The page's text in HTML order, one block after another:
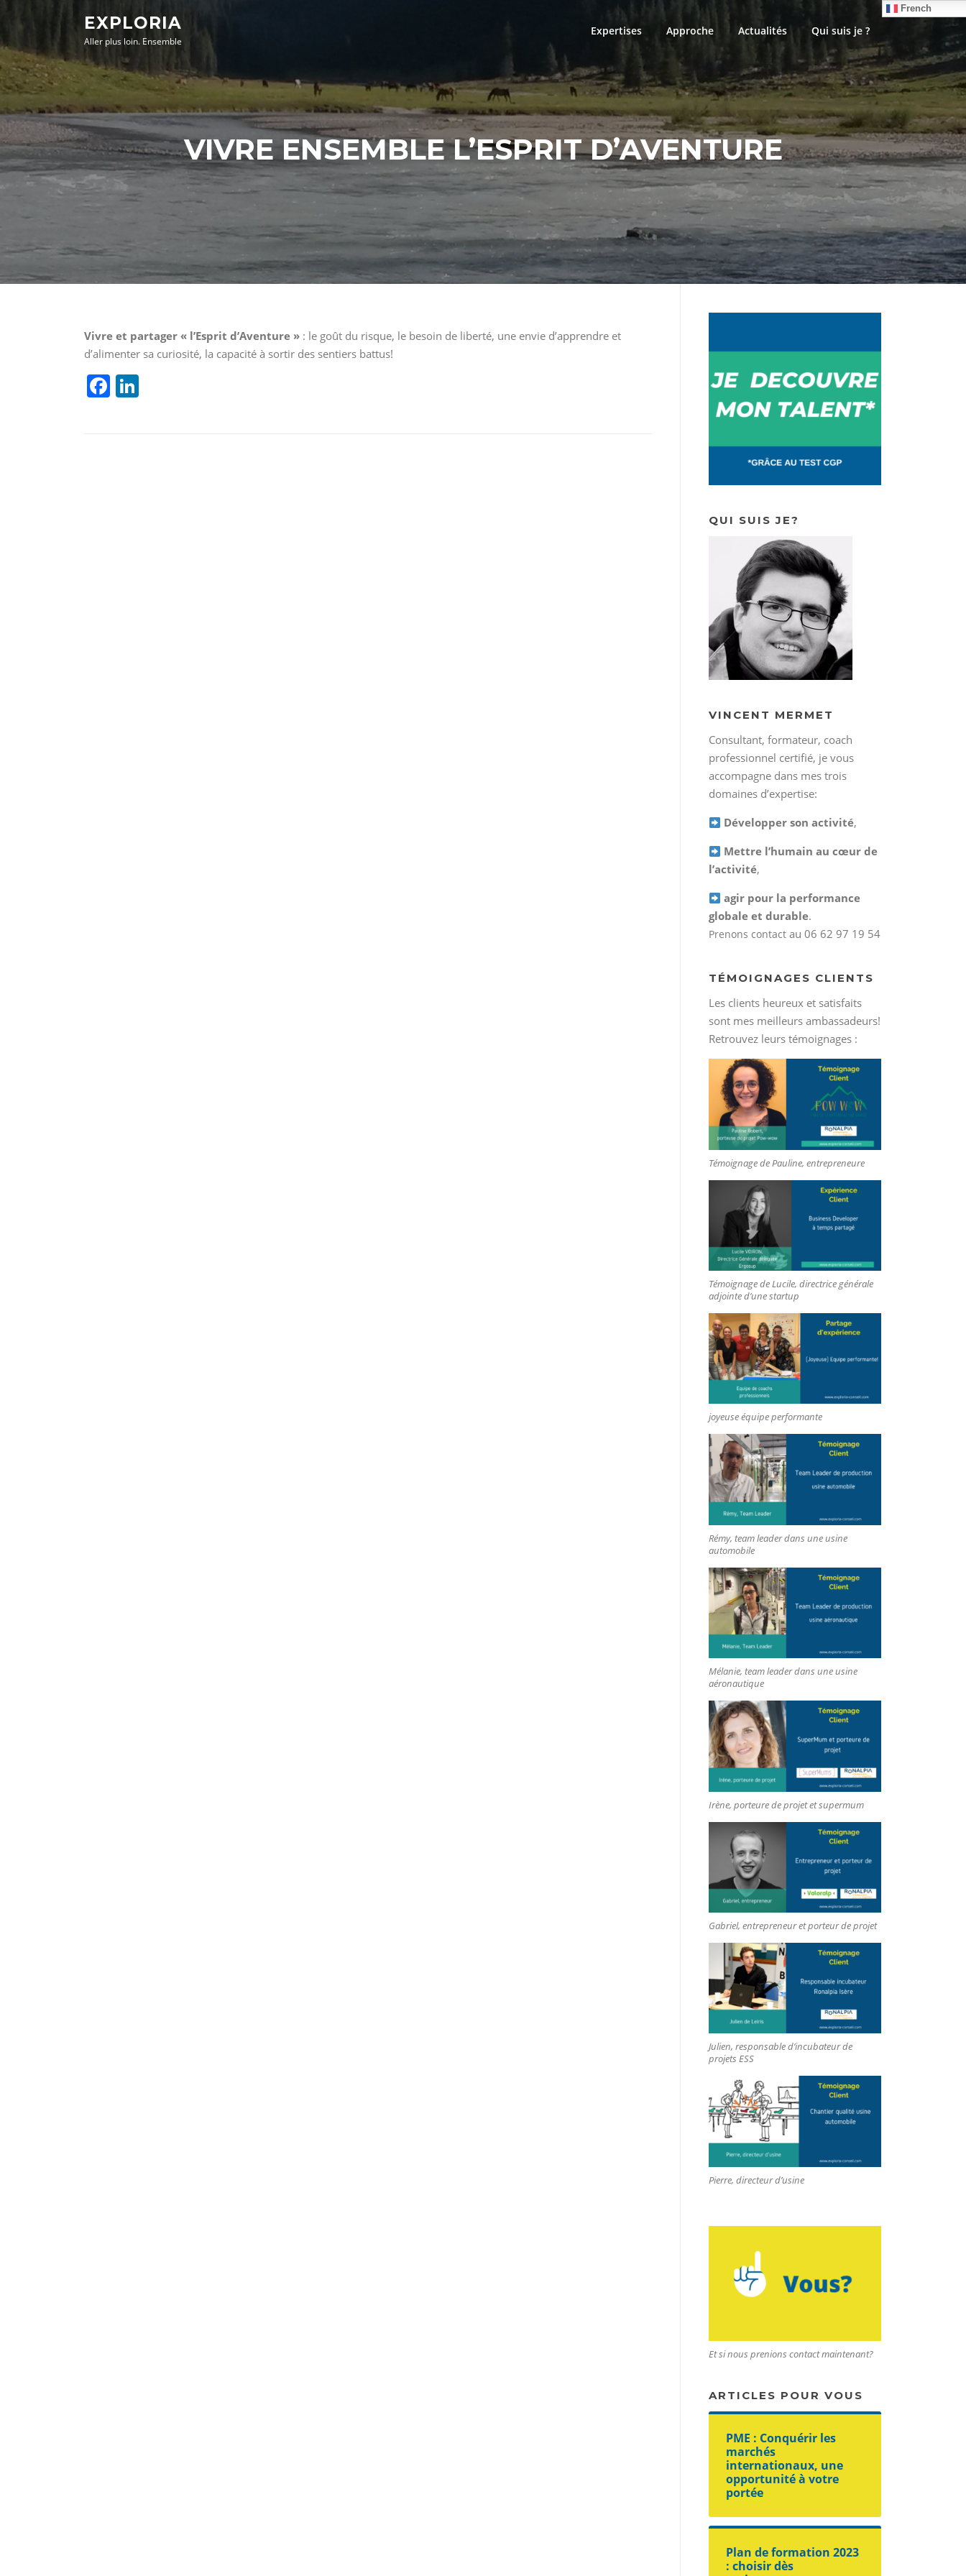
contenu
EXPLORIA
Aller plus loin. Ensemble
Expertises Approche Actualités Qui suis je ?
French
VIVRE ENSEMBLE L’ESPRIT D’AVENTURE
Vivre et partager « l’Esprit d’Aventure » : le goût du risque, le besoin de liberté, une envie d’apprendre et
d’alimenter sa curiosité, la capacité à sortir des sentiers battus!
F
QUI SUIS JE?
VINCENT MERMET
Consultant, formateur, coach
professionnel certifié, je vous
accompagne dans mes trois
domaines d’expertise:
Développer son activité,
Mettre l’humain au cœur de
l’activité,
agir pour la performance
globale et durable.
Prenons contact au 06 62 97 19 54
TÉMOIGNAGES CLIENTS
Les clients heureux et satisfaits
sont mes meilleurs ambassadeurs!
Retrouvez leurs témoignages :
Témoignage de Pauline, entrepreneure
Témoignage de Lucile, directrice générale
adjointe d’une startup
joyeuse équipe performante
Rémy, team leader dans une usine
automobile
Mélanie, team leader dans une usine
aéronautique
Irène, porteure de projet et supermum
Gabriel, entrepreneur et porteur de projet
Julien, responsable d’incubateur de
projets ESS
Pierre, directeur d’usine
Et si nous prenions contact maintenant?
ARTICLES POUR VOUS
PME : Conquérir les
marchés
internationaux, une
opportunité à votre
portée
Plan de formation 2023
: choisir dès